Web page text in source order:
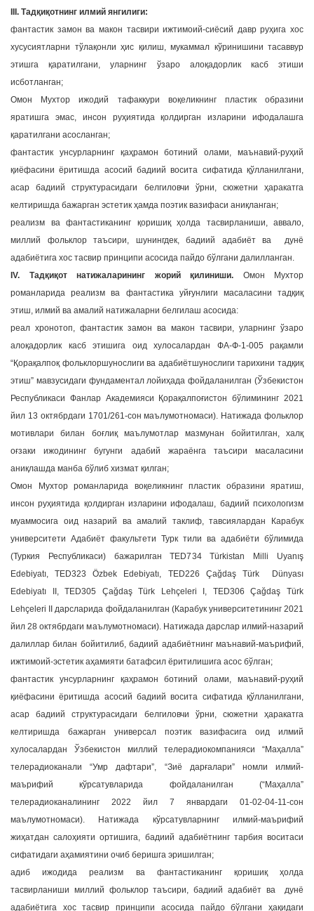
III. Тадқиқотнинг илмий янгилиги:
фантастик замон ва макон тасвири ижтимоий-сиёсий давр руҳига хос
хусусиятларни тўлақонли ҳис қилиш, мукаммал кўринишини тасаввур
этишга қаратилгани, уларнинг ўзаро алоқадорлик касб этиши
исботланган;
Омон Мухтор ижодий тафаккури воқеликнинг пластик образини
яратишга эмас, инсон руҳиятида қолдирган изларини ифодалашга
қаратилгани асосланган;
фантастик унсурларнинг қаҳрамон ботиний олами, маънавий-руҳий
қиёфасини ёритишда асосий бадиий восита сифатида қўлланилгани,
асар бадиий структурасидаги белгиловчи ўрни, сюжетни ҳаракатга
келтиришда бажарган эстетик ҳамда поэтик вазифаси аниқланган;
реализм ва фантастиканинг қоришиқ ҳолда тасвирланиши, аввало,
миллий фольклор таъсири, шунингдек, бадиий адабиёт ва дунё
адабиётига хос тасвир принципи асосида пайдо бўлгани далилланган.
IV. Тадқиқот натижаларининг жорий қилиниши. Омон Мухтор
романларида реализм ва фантастика уйғунлиги масаласини тадқиқ
этиш, илмий ва амалий натижаларни белгилаш асосида:
реал хронотоп, фантастик замон ва макон тасвири, уларнинг ўзаро
алоқадорлик касб этишига оид хулосалардан ФА-Ф-1-005 рақамли
“Қорақалпоқ фольклоршунослиги ва адабиётшунослиги тарихини тадқиқ
этиш” мавзусидаги фундаментал лойиҳада фойдаланилган (Ўзбекистон
Республикаси Фанлар Академияси Қорақалпоғистон бўлимининг 2021
йил 13 октябрдаги 1701/261-сон маълумотномаси). Натижада фольклор
мотивлари билан боғлиқ маълумотлар мазмунан бойитилган, халқ
оғзаки ижодининг бугунги адабий жараёнга таъсири масаласини
аниқлашда манба бўлиб хизмат қилган;
Омон Мухтор романларида воқеликнинг пластик образини яратиш,
инсон руҳиятида қолдирган изларини ифодалаш, бадиий психологизм
муаммосига оид назарий ва амалий таклиф, тавсиялардан Карабук
университети Адабиёт факультети Турк тили ва адабиёти бўлимида
(Туркия Республикаси) бажарилган TED734 Türkistan Milli Uyanış
Edebiyatı, TED323 Özbek Edebiyatı, TED226 Çağdaş Türk Dünyası
Edebiyatı II, TED305 Çağdaş Türk Lehçeleri I, TED306 Çağdaş Türk
Lehçeleri II дарсларида фойдаланилган (Карабук университетининг 2021
йил 28 октябрдаги маълумотномаси). Натижада дарслар илмий-назарий
далиллар билан бойитилиб, бадиий адабиётнинг маънавий-маърифий,
ижтимоий-эстетик аҳамияти батафсил ёритилишига асос бўлган;
фантастик унсурларнинг қаҳрамон ботиний олами, маънавий-руҳий
қиёфасини ёритишда асосий бадиий восита сифатида қўлланилгани,
асар бадиий структурасидаги белгиловчи ўрни, сюжетни ҳаракатга
келтиришда бажарган универсал поэтик вазифасига оид илмий
хулосалардан Ўзбекистон миллий телерадиокомпанияси “Маҳалла”
телерадиоканали “Умр дафтари”, “Зиё дарғалари” номли илмий-
маърифий кўрсатувларида фойдаланилган (“Маҳалла”
телерадиоканалининг 2022 йил 7 январдаги 01-02-04-11-сон
маълумотномаси). Натижада кўрсатувларнинг илмий-маърифий
жиҳатдан салоҳияти ортишига, бадиий адабиётнинг тарбия воситаси
сифатидаги аҳамиятини очиб беришга эришилган;
адиб ижодида реализм ва фантастиканинг қоришиқ ҳолда
тасвирланиши миллий фольклор таъсири, бадиий адабиёт ва дунё
адабиётига хос тасвир принципи асосида пайдо бўлгани ҳақидаги